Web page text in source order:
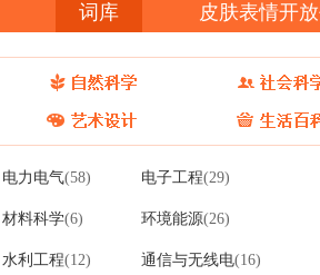
词库 皮肤表情开
电力电气(58) 电子工程(29)
材料科学(6) 环境能源(26)
水利工程(12) 通信与无线电(16)